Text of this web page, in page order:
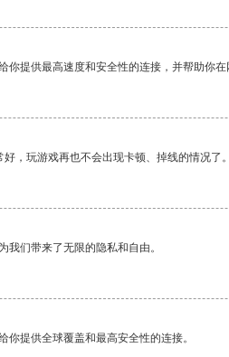
你提供最高速度和安全性的连接，并帮助你在
，玩游戏再也不会出现卡顿、掉线的情况
我们带来了无限的隐私和自由。
你提供全球覆盖和最高安全性的连接。